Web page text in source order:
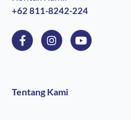
+62 811-8242-224
F
a
o
o
I
n
g
r
Y
o
Tentang Kami